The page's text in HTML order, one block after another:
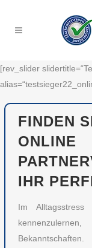
[rev_slider
FINDEN
ONLINE
IHR
Im